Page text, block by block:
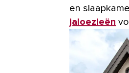
en
jaloezieën